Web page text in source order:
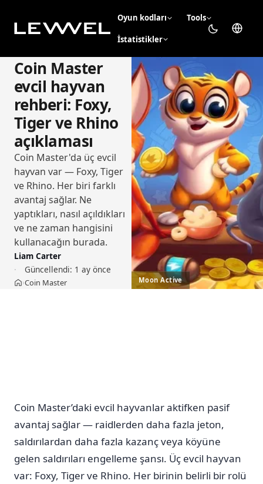
Oyun kodları Tools
İstatistikler
Coin Master
evcil hayvan
rehberi: Foxy,
Tiger ve Rhino
açıklaması
Coin Master'da üç evcil
hayvan var — Foxy, Tiger
ve Rhino. Her biri farklı
avantaj sağlar. Ne
yaptıkları, nasıl açıldıkları
ve ne zaman hangisini
kullanacağın burada.
Liam Carter
Güncellendi: 1 ay önce
Ana sayfa
›Coin Master Moon Active
Coin Master’daki evcil hayvanlar aktifken pasif
avantaj sağlar — raidlerden daha fazla jeton,
saldırılardan daha fazla kazanç veya köyüne
gelen saldırıları engelleme şansı. Üç evcil hayvan
var: Foxy, Tiger ve Rhino. Her birinin belirli bir rolü